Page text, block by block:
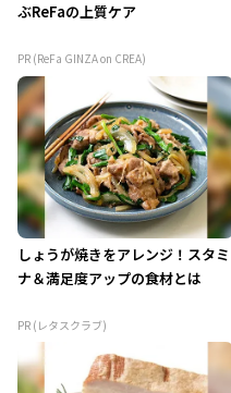
ぶReFaの上質ケア
PR (ReFa GINZA on CREA)
しょうが焼きをアレンジ！スタミ
ナ＆満足度アップの食材とは
PR (レタスクラブ)